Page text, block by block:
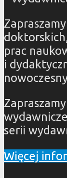
Zapraszamy
prac
i
serii
Więcej